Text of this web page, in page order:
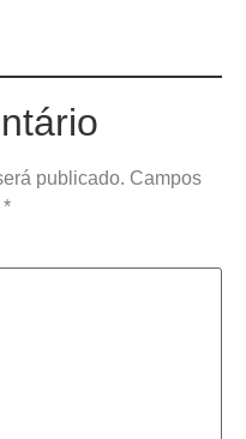
publicado. Campos
*